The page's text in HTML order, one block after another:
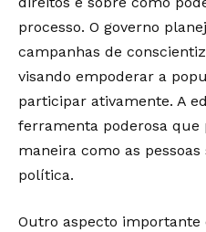
processo. O governo
campanhas de
visando empoderar a
participar ativamente. A
ferramenta poderosa
maneira como as
política.
Outro aspecto importante